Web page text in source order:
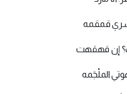
قمقمه
إن قهقهت
الملْجَمه